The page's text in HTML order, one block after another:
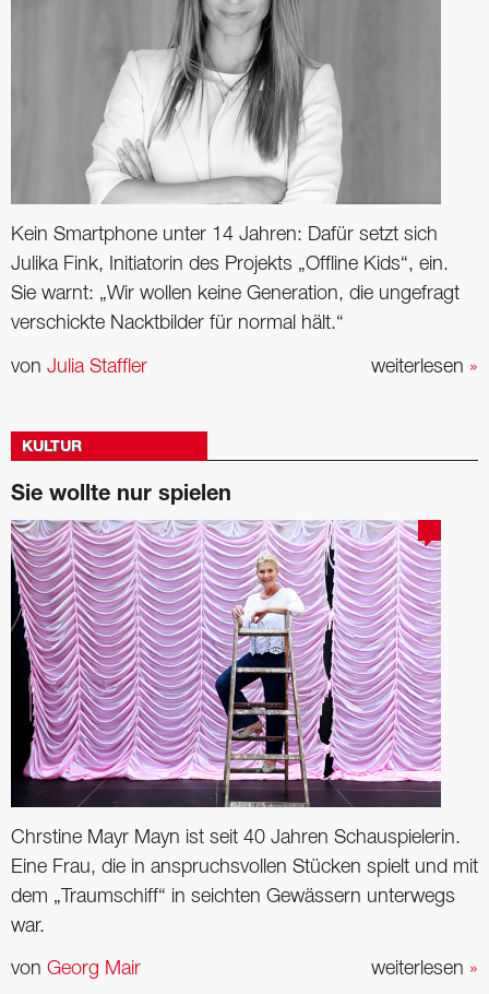
Kein Smartphone unter 14 Jahren: Dafür setzt sich
Julika Fink, Initiatorin des Projekts „Offline Kids“, ein.
Sie warnt: „Wir wollen keine Generation, die ungefragt
verschickte Nacktbilder für normal hält.“
weiterlesen »
von Julia Staffler
KULTUR
Sie wollte nur spielen
Chrstine Mayr Mayn ist seit 40 ­Jahren Schauspielerin.
Eine Frau, die in anspruchsvollen Stücken spielt und mit
dem „Traumschiff“ in seichten ­Gewässern unterwegs
war.
weiterlesen »
von Georg Mair